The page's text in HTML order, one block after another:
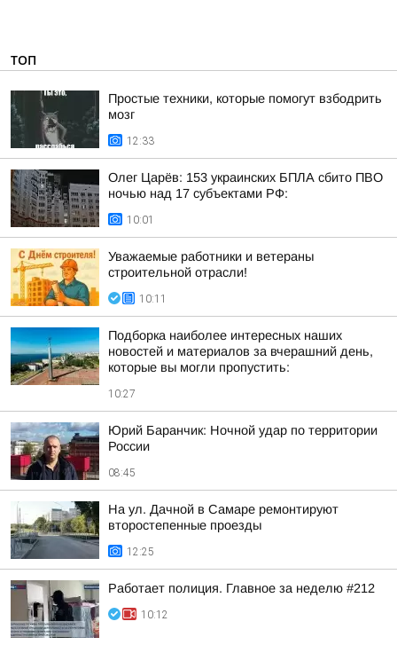
ТОП
Простые техники, которые помогут взбодрить
мозг
12:33
Олег Царёв: 153 украинских БПЛА сбито ПВО
ночью над 17 субъектами РФ:
10:01
Уважаемые работники и ветераны
строительной отрасли!
10:11
Подборка наиболее интересных наших
новостей и материалов за вчерашний день,
которые вы могли пропустить:
10:27
Юрий Баранчик: Ночной удар по территории
России
08:45
На ул. Дачной в Самаре ремонтируют
второстепенные проезды
12:25
Работает полиция. Главное за неделю #212
10:12